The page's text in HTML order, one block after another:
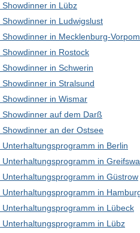
Showdinner in Lübz
Showdinner in Ludwigslust
Showdinner in Mecklenburg-
Showdinner in Rostock
Showdinner in Schwerin
Showdinner in Stralsund
Showdinner in Wismar
Showdinner auf dem Darß
Showdinner an der Ostsee
Unterhaltungsprogramm in Berlin
Unterhaltungsprogramm in
Unterhaltungsprogramm in Güstrow
Unterhaltungsprogramm in
Unterhaltungsprogramm in Lübeck
Unterhaltungsprogramm in Lübz